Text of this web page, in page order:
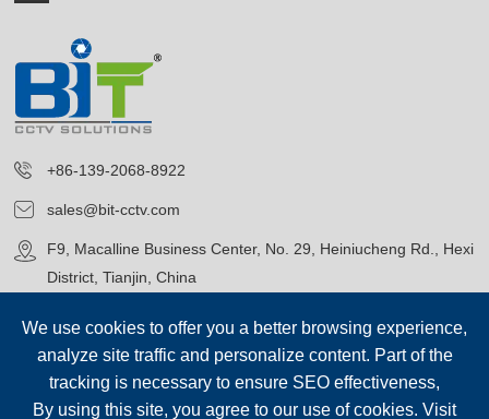
+86-139-2068-8922
sales@bit-cctv.com
F9, Macalline Business Center, No. 29, Heiniucheng Rd., Hexi
District, Tianjin, China
We use cookies to offer you a better browsing experience,
analyze site traffic and personalize content. Part of the
tracking is necessary to ensure SEO effectiveness,
By using this site, you agree to our use of cookies. Visit